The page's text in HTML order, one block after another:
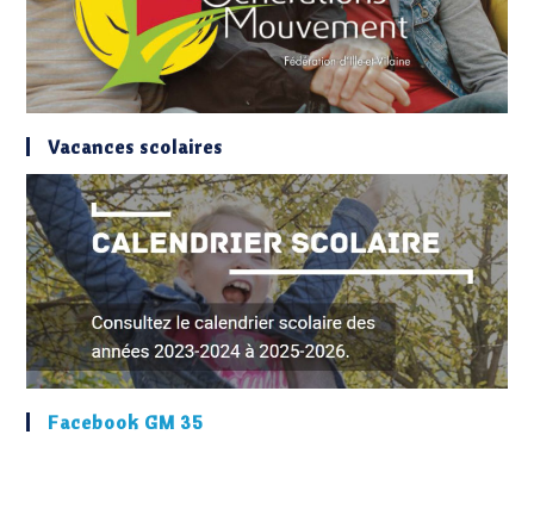
Vacances scolaires
Facebook GM 35